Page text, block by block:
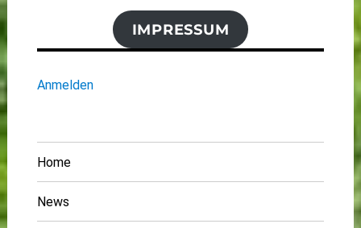
IMPRESSUM
Anmelden
Home
News